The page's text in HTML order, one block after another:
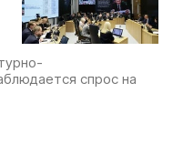
спрос на